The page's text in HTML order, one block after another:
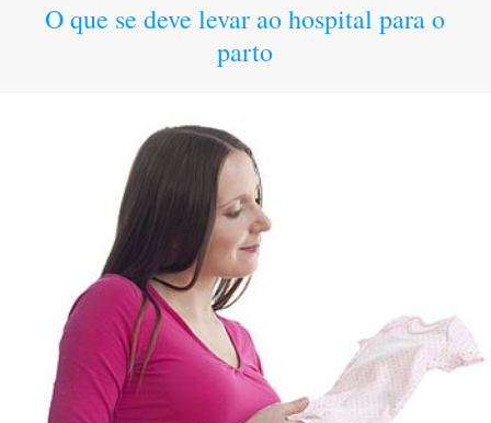
O que se deve levar ao hospital para o
parto